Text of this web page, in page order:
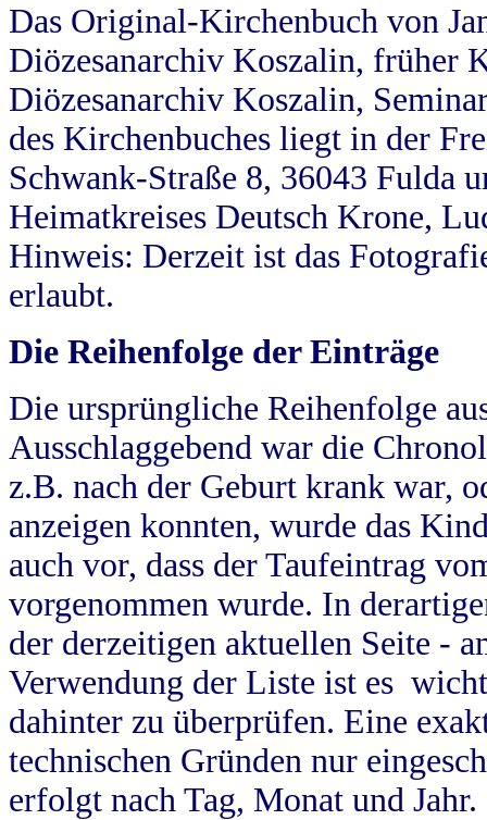
Das Original-Kirchenbuch von
Diözesanarchiv Koszalin, früher
Diözesanarchiv Koszalin,
des Kirchenbuches liegt in der
Schwank-Straße 8, 36043 Fulda
Heimatkreises Deutsch Krone,
Hinweis: Derzeit ist das
erlaubt.
Die Reihenfolge der Einträge
Die ursprüngliche Reihenfolge
Ausschlaggebend war die
z.B. nach der Geburt krank war,
anzeigen konnten, wurde das
auch vor, dass der Taufeintrag
vorgenommen wurde. In
der derzeitigen aktuellen Seite -
Verwendung der Liste ist es
dahinter zu überprüfen. Eine
technischen Gründen nur
erfolgt nach Tag, Monat und Jahr.